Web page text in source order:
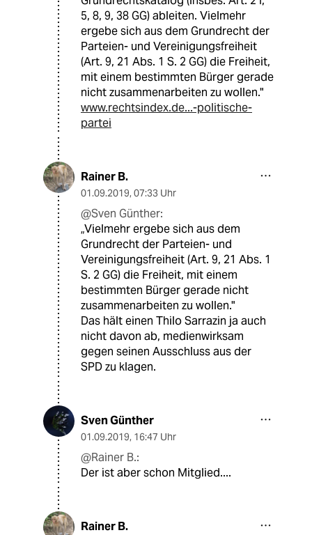
5, 8, 9, 38 GG) ableiten. Vielmehr
ergebe sich aus dem Grundrecht der
Parteien- und Vereinigungsfreiheit
(Art. 9, 21 Abs. 1 S. 2 GG) die Freiheit,
mit einem bestimmten Bürger gerade
nicht zusammenarbeiten zu wollen."
www.rechtsindex.de...-politische-
partei
Rainer B.
01.09.2019, 07:33 Uhr
@Sven Günther:
„Vielmehr ergebe sich aus dem
Grundrecht der Parteien- und
Vereinigungsfreiheit (Art. 9, 21 Abs. 1
S. 2 GG) die Freiheit, mit einem
bestimmten Bürger gerade nicht
zusammenarbeiten zu wollen."
Das hält einen Thilo Sarrazin ja auch
nicht davon ab, medienwirksam
gegen seinen Ausschluss aus der
SPD zu klagen.
Sven Günther
01.09.2019, 16:47 Uhr
@Rainer B.:
Der ist aber schon Mitglied....
Rainer B.